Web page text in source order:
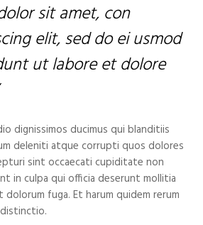
sit amet, con
elit, sed do ei usmod
ut labore et dolore
dignissimos ducimus qui blanditiis
deleniti atque corrupti quos dolores
sint occaecati cupiditate non
in culpa qui officia deserunt mollitia
fuga. Et harum quidem rerum